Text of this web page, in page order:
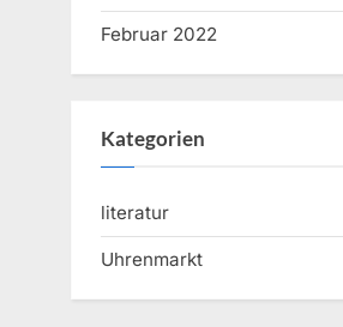
Februar 2022
Kategorien
literatur
Uhrenmarkt